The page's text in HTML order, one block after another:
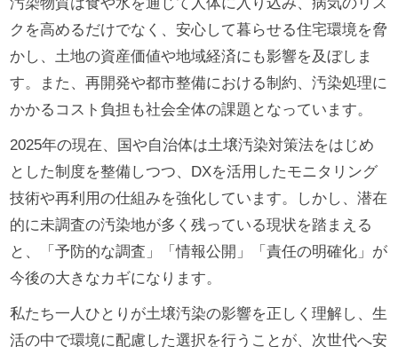
汚染物質は食や水を通じて人体に入り込み、病気のリス
クを高めるだけでなく、安心して暮らせる住宅環境を脅
かし、土地の資産価値や地域経済にも影響を及ぼしま
す。また、再開発や都市整備における制約、汚染処理に
かかるコスト負担も社会全体の課題となっています。
2025年の現在、国や自治体は土壌汚染対策法をはじめ
とした制度を整備しつつ、DXを活用したモニタリング
技術や再利用の仕組みを強化しています。しかし、潜在
的に未調査の汚染地が多く残っている現状を踏まえる
と、「予防的な調査」「情報公開」「責任の明確化」が
今後の大きなカギになります。
私たち一人ひとりが土壌汚染の影響を正しく理解し、生
活の中で環境に配慮した選択を行うことが、次世代へ安